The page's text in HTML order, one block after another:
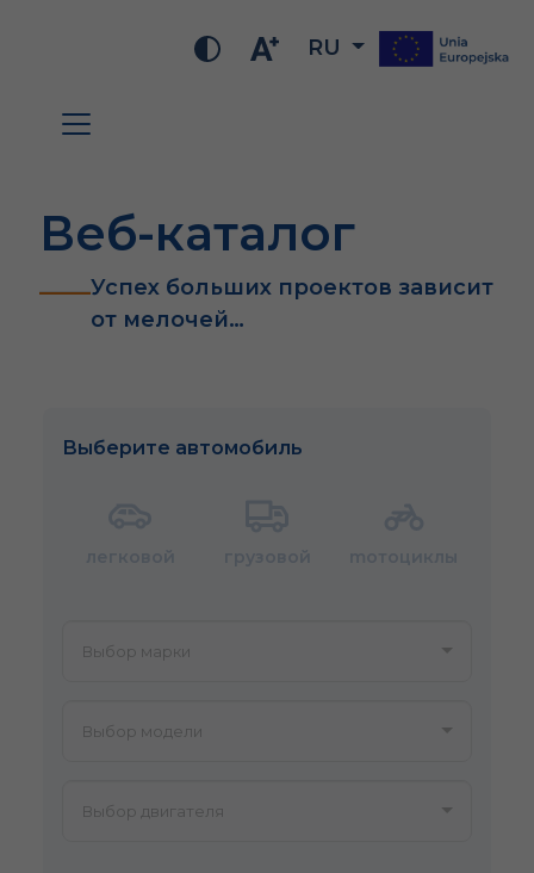
RU
Веб-каталог
Успех больших проектов зависит
от мелочей…
Выберите автомобиль